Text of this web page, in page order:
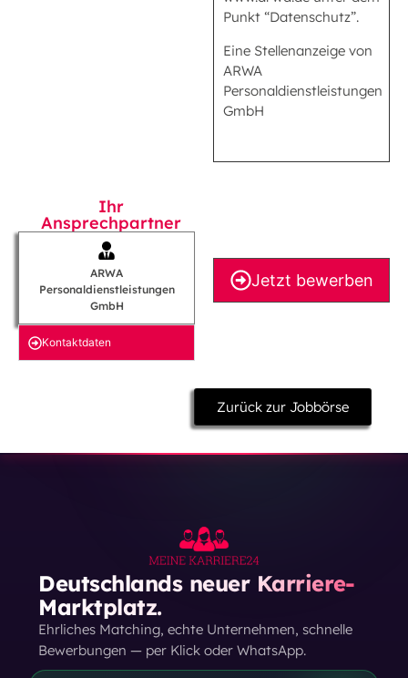
Punkt “Datenschutz”.
Eine Stellenanzeige von
ARWA
Personaldienstleistungen
GmbH
Ihr
Ansprechpartner
ARWA
Personaldienstleistungen
GmbH
Kontakt­daten
Jetzt bewerben
Zurück zur Jobbörse
Deutschlands neuer Karriere-
Marktplatz.
Ehrliches Matching, echte Unternehmen, schnelle
Bewerbungen — per Klick oder WhatsApp.